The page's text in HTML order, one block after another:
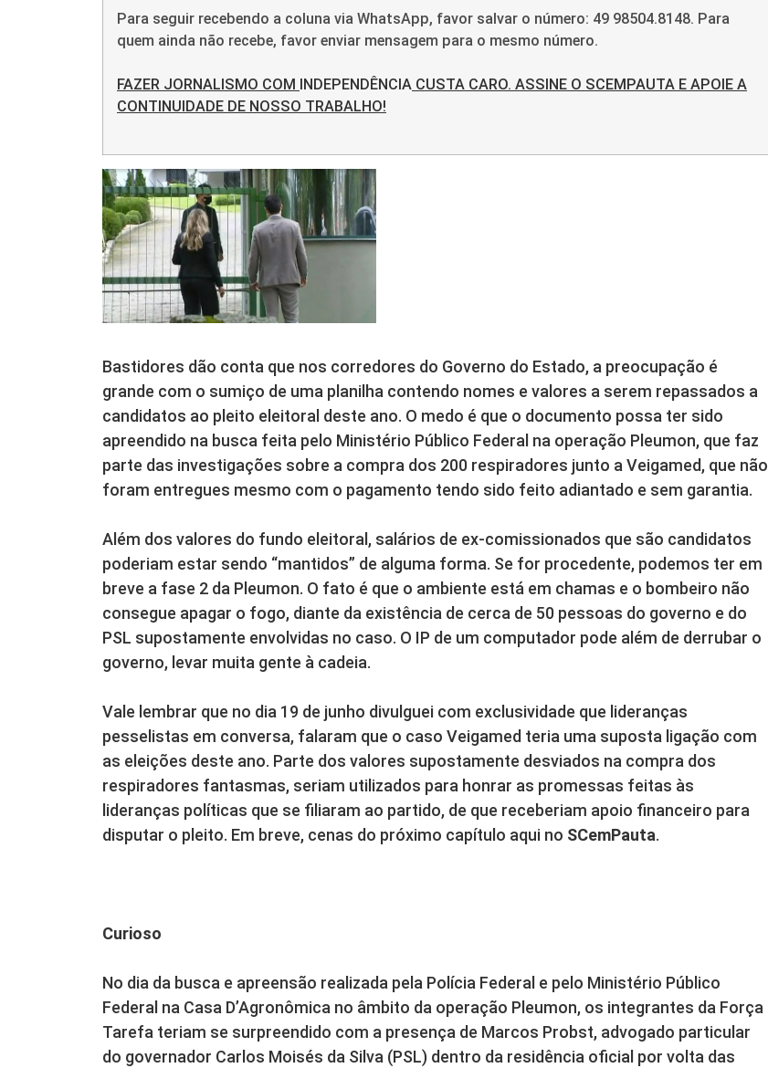
Para seguir recebendo a coluna via WhatsApp, favor salvar o número: 49 98504.8148. Para
quem ainda não recebe, favor enviar mensagem para o mesmo número.
FAZER JORNALISMO COM INDEPENDÊNCIA CUSTA CARO. ASSINE O SCEMPAUTA E APOIE A
CONTINUIDADE DE NOSSO TRABALHO!
Bastidores dão conta que nos corredores do Governo do Estado, a preocupação é
grande com o sumiço de uma planilha contendo nomes e valores a serem repassados a
candidatos ao pleito eleitoral deste ano. O medo é que o documento possa ter sido
apreendido na busca feita pelo Ministério Público Federal na operação Pleumon, que faz
parte das investigações sobre a compra dos 200 respiradores junto a Veigamed, que não
foram entregues mesmo com o pagamento tendo sido feito adiantado e sem garantia.
Além dos valores do fundo eleitoral, salários de ex-comissionados que são candidatos
poderiam estar sendo “mantidos” de alguma forma. Se for procedente, podemos ter em
breve a fase 2 da Pleumon. O fato é que o ambiente está em chamas e o bombeiro não
consegue apagar o fogo, diante da existência de cerca de 50 pessoas do governo e do
PSL supostamente envolvidas no caso. O IP de um computador pode além de derrubar o
governo, levar muita gente à cadeia.
Vale lembrar que no dia 19 de junho divulguei com exclusividade que lideranças
pesselistas em conversa, falaram que o caso Veigamed teria uma suposta ligação com
as eleições deste ano. Parte dos valores supostamente desviados na compra dos
respiradores fantasmas, seriam utilizados para honrar as promessas feitas às
lideranças políticas que se filiaram ao partido, de que receberiam apoio financeiro para
disputar o pleito. Em breve, cenas do próximo capítulo aqui no SCemPauta.
Curioso
No dia da busca e apreensão realizada pela Polícia Federal e pelo Ministério Público
Federal na Casa D’Agronômica no âmbito da operação Pleumon, os integrantes da Força
Tarefa teriam se surpreendido com a presença de Marcos Probst, advogado particular
do governador Carlos Moisés da Silva (PSL) dentro da residência oficial por volta das